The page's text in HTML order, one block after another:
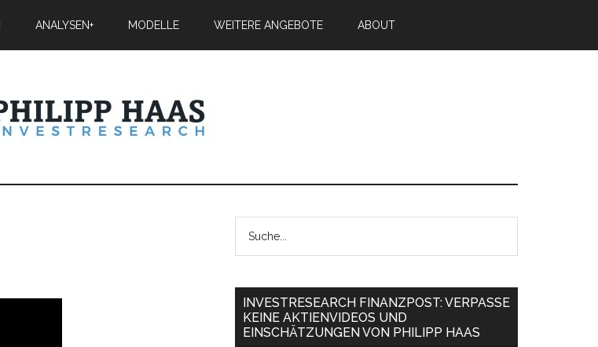
ANALYSEN+ MODELLE WEITERE ANGEBOTE ABOUT
INVESTRESEARCH FINANZPOST: VERPASSE
KEINE AKTIENVIDEOS UND
EINSCHÄTZUNGEN VON PHILIPP HAAS